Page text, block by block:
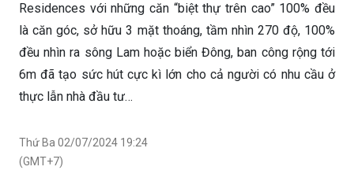
Residences với những căn “biệt thự trên cao” 100% đều
là căn góc, sở hữu 3 mặt thoáng, tầm nhìn 270 độ, 100%
đều nhìn ra sông Lam hoặc biển Đông, ban công rộng tới
6m đã tạo sức hút cực kì lớn cho cả người có nhu cầu ở
thực lẫn nhà đầu tư…
Thứ Ba 02/07/2024 19:24
(GMT+7)